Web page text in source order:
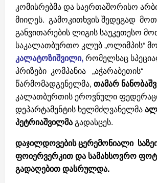
კომისრებმა და საერთაშორისო
მიიღეს. გამოკითხვის შედეგად
განვითარების ლიგის საუკეთესო
საკალათბურთო კლუბ „ოლიმპის“
კალატოზიშვილი,რომელსაც
პრიზები კომპანია „აჭარაბეთის“
წარმომადგენელმა, თამარ
კალათბურთის ეროვნული
დეპარტამენტის ხელმძღვანელმა
პეტრიაშვილმაგადასცეს.
დაჯილდოვების ცერემონიალი
ფოიერვერკით და სამახსოვრო
გადაღებით დასრულდა.